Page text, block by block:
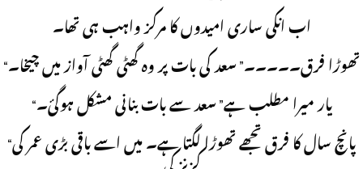
اب انکی ساری اميدوں کا مرکز واہب ہی تھا۔
“تھوڑا فرق۔۔۔۔۔” سعد کی بات پر وہ گھٹی گھٹی آواز ميں چيخا۔
“يار ميرا مطلب ہے” سعد سے بات بنانی مشکل ہوگئ۔
“پانچ سال کا فرق تجھے تھوڑا لگتا ہے۔ ميں اسے باقی بڑی عمر کی